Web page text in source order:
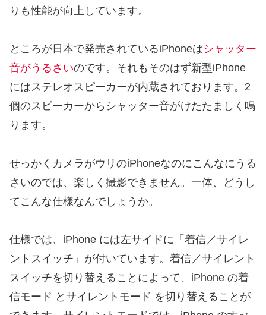
りも性能が向上しています。
ところが日本で発売されているiPhoneはシャッター
音がうるさいのです。それもそのはず新型iPhone
にはステレオスピーカーが内蔵されております。2
個のスピーカーからシャッター音がけたたましく鳴
ります。
せっかくカメラがウリのiPhoneなのにこんなにうる
さいのでは、楽しく撮影できません。一体、どうし
てこんな仕様なんでしょうか。
仕様では、iPhone には左サイドに「着信／サイレ
ントスイッチ」が付いています。着信／サイレント
スイッチを切り替えることによって、iPhone の着
信モード とサイレントモード を切り替えることが